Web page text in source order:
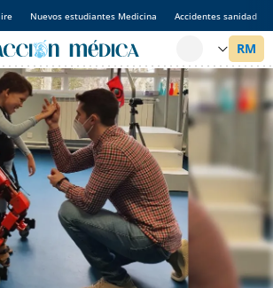
Nuevos estudiantes Medicina Accidentes sanidad